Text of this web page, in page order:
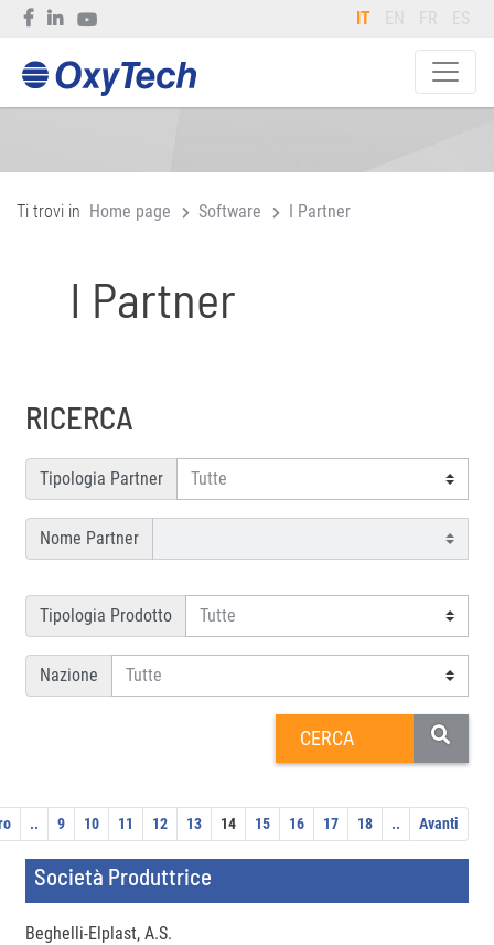
IT EN FR ES
Ti trovi in Home page Software I Partner
I Partner
RICERCA
Tipologia Partner
Nome Partner
Tipologia Prodotto
Nazione
.. 9 10 11 12 13 14 15 16 17 18 .. Avanti
Società Produttrice
Beghelli-Elplast, A.S.